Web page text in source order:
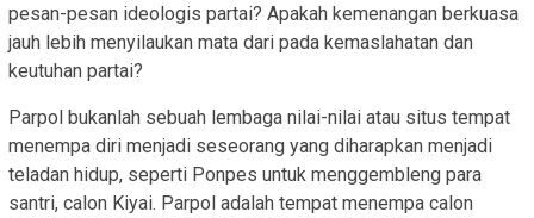
pesan-pesan ideologis partai? Apakah kemenangan berkuasa
jauh lebih menyilaukan mata dari pada kemaslahatan dan
keutuhan partai?
Parpol bukanlah sebuah lembaga nilai-nilai atau situs tempat
menempa diri menjadi seseorang yang diharapkan menjadi
teladan hidup, seperti Ponpes untuk menggembleng para
santri, calon Kiyai. Parpol adalah tempat menempa calon